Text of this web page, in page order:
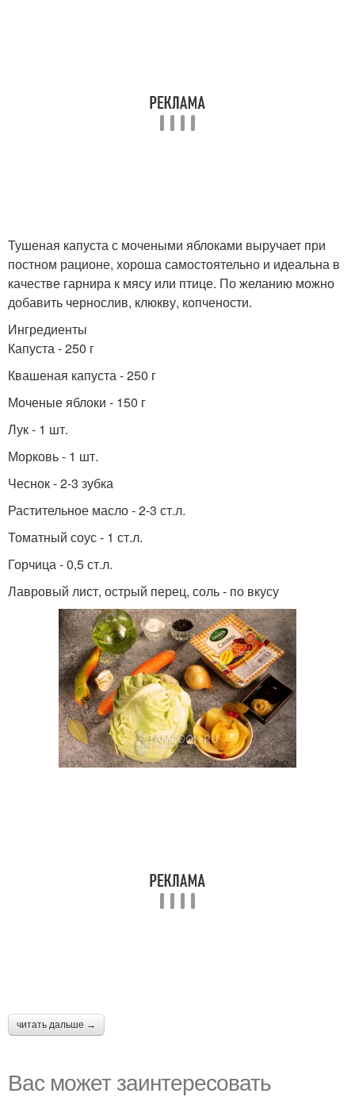
Тушеная капуста с мочеными яблоками выручает при
постном рационе, хороша самостоятельно и идеальна в
качестве гарнира к мясу или птице. По желанию можно
добавить чернослив, клюкву, копчености.
Ингредиенты
Капуста - 250 г
Квашеная капуста - 250 г
Моченые яблоки - 150 г
Лук - 1 шт.
Морковь - 1 шт.
Чеснок - 2-3 зубка
Растительное масло - 2-3 ст.л.
Томатный соус - 1 ст.л.
Горчица - 0,5 ст.л.
Лавровый лист, острый перец, соль - по вкусу
читать дальше →
Вас может заинтересовать